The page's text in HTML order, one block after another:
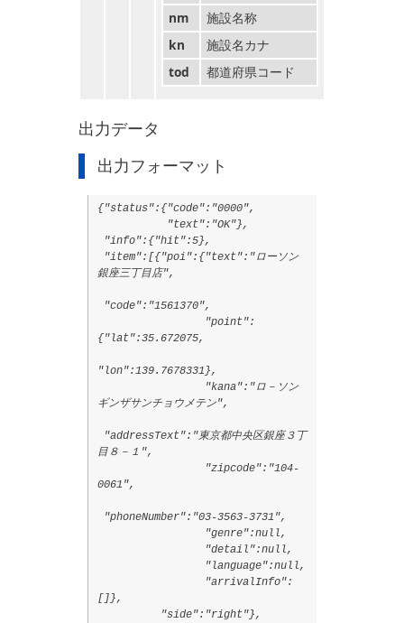
nm
施設名称
kn
施設名カナ
tod
都道府県コード
出力データ
出力フォーマット
{"status":{"code":"0000",
"text":"OK"},
"info":{"hit":5},
"item":[{"poi":{"text":"ローソン
銀座三丁目店",
"code":"1561370",
"point":
{"lat":35.672075,
"lon":139.7678331},
"kana":"ロ－ソン
ギンザサンチョウメテン",
"addressText":"東京都中央区銀座３丁
目８－１",
"zipcode":"104-
0061",
"phoneNumber":"03-3563-3731",
"genre":null,
"detail":null,
"language":null,
"arrivalInfo":
[]},
"side":"right"},